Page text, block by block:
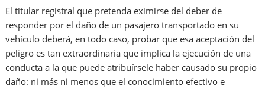
El titular registral que pretenda eximirse del deber de
responder por el daño de un pasajero transportado en su
vehículo deberá, en todo caso, probar que esa aceptación del
peligro es tan extraordinaria que implica la ejecución de una
conducta a la que puede atribuírsele haber causado su propio
daño: ni más ni menos que el conocimiento efectivo e